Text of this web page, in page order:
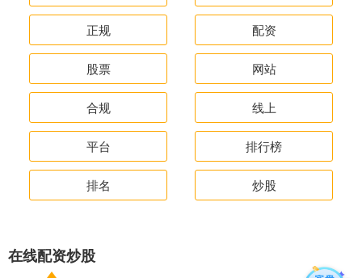
正规 配资
股票 网站
合规 线上
平台 排行榜
排名 炒股
在线配资炒股